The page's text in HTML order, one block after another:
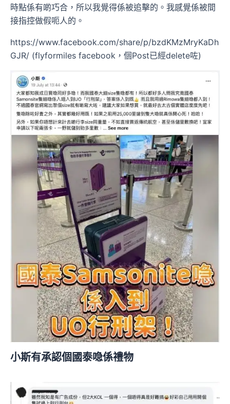
時點係有啲巧合，所以我覺得係被追擊的。我感覺係被間
接指控做假呃人的。
https://www.facebook.com/share/p/bzdKMzMryKaDh
GJR/ (flyformiles facebook，個Post已經delete咗)
小斯有承認個國泰喼係禮物